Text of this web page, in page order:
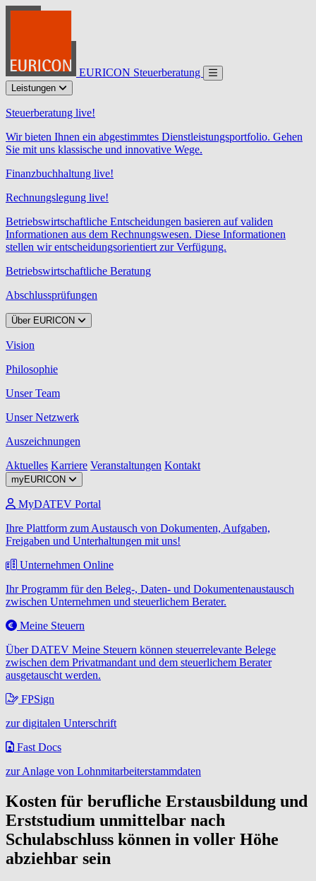
EURICON Steuerberatung
Leistungen
Steuerberatung live!
Wir bieten Ihnen ein abgestimmtes Dienstleistungsportfolio. Gehen
Sie mit uns klassische und innovative Wege.
Finanzbuchhaltung live!
Rechnungslegung live!
Betriebswirtschaftliche Entscheidungen basieren auf validen
Informationen aus dem Rechnungswesen. Diese Informationen
stellen wir entscheidungsorientiert zur Verfügung.
Betriebswirtschaftliche Beratung
Abschlussprüfungen
Über EURICON
Vision
Philosophie
Unser Team
Unser Netzwerk
Auszeichnungen
Aktuelles Karriere Veranstaltungen Kontakt
myEURICON
MyDATEV Portal
Ihre Plattform zum Austausch von Dokumenten, Aufgaben,
Freigaben und Unterhaltungen mit uns!
Unternehmen Online
Ihr Programm für den Beleg-, Daten- und Dokumentenaustausch
zwischen Unternehmen und steuerlichem Berater.
Meine Steuern
Über DATEV Meine Steuern können steuerrelevante Belege
zwischen dem Privatmandant und dem steuerlichem Berater
ausgetauscht werden.
FPSign
zur digitalen Unterschrift
Fast Docs
zur Anlage von Lohnmitarbeiterstammdaten
Kosten für berufliche Erstausbildung und
Erststudium unmittelbar nach
Schulabschluss können in voller Höhe
abziehbar sein